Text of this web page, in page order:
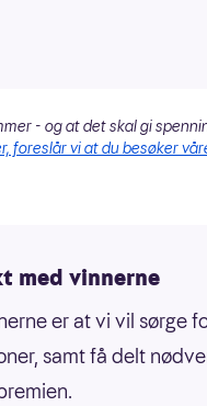
- og at det skal gi
foreslår vi at du besøker
med vinnerne
er at vi vil sørge
samt få delt